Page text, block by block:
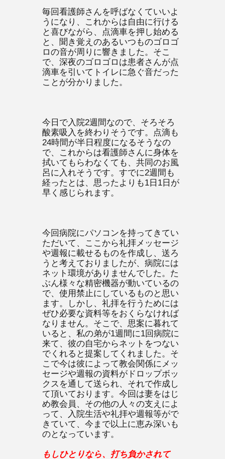
毎回看護師さんを呼ばなくていいよ
うになり、これからは自由に行ける
と喜びながら、点滴車を押し始める
と、聞き覚えのあるいつものゴロゴ
ロの音が周りに響きました。そこ
で、深夜のゴロゴロは患者さんが点
滴車を引いてトイレに急ぐ音だった
ことが分かりました。
今日で入院2週間なので、そろそろ
酸素吸入を終わりそうです。点滴も
24時間が半日程度になるそうなの
で、これからは看護師さんに身体を
拭いてもらわなくても、共同のお風
呂に入れそうです。すでに2週間も
経ったとは、思ったよりも1日1日が
早く感じられます。
今回病院にパソコンを持ってきてい
ただいて、ここから礼拝メッセージ
や週報に載せるものを作成し、送ろ
うと考えておりましたが、病院には
ネット環境がありませんでした。た
ぶん様々な精密機器が動いているの
で、使用禁止にしているものと思い
ます。しかし、礼拝を行うためには
ぜひ必要な資料等をおくらなければ
なりません。そこで、思案に暮れて
いると、私の弟が1週間に1回病院に
来て、彼の自宅からネットをつない
でくれると提案してくれました。そ
こで今は彼によって教会関係にメッ
セージや週報の資料がドロップボッ
クスを通して送られ、それで作成し
て頂いております。今回は妻をはじ
め教会員、その他の人々の支えによ
って、入院生活や礼拝や週報等がで
きていて、今まで以上に恵み深いも
のとなっています。
もしひとりなら、打ち負かされて